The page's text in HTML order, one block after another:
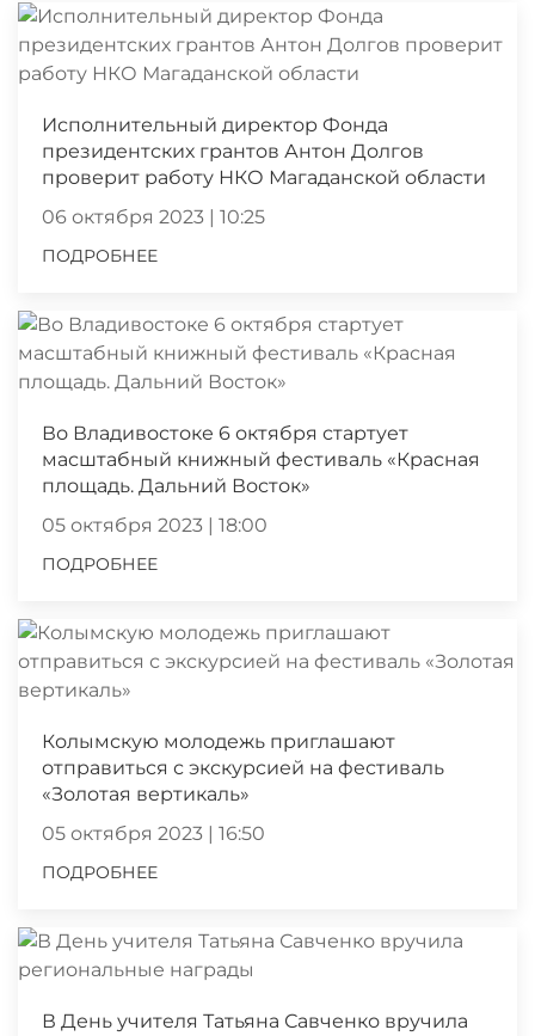
Исполнительный директор Фонда
президентских грантов Антон Долгов
проверит работу НКО Магаданской области
06 октября 2023 | 10:25
ПОДРОБНЕЕ
Во Владивостоке 6 октября стартует
масштабный книжный фестиваль «Красная
площадь. Дальний Восток»
05 октября 2023 | 18:00
ПОДРОБНЕЕ
Колымскую молодежь приглашают
отправиться с экскурсией на фестиваль
«Золотая вертикаль»
05 октября 2023 | 16:50
ПОДРОБНЕЕ
В День учителя Татьяна Савченко вручила